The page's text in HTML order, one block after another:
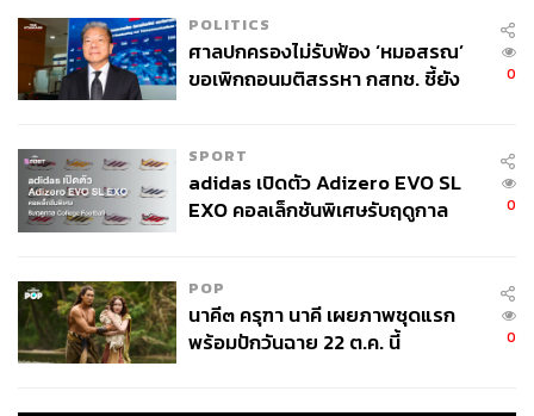
POLITICS
ศาลปกครองไม่รับฟ้อง ‘หมอสรณ’
ขอเพิกถอนมติสรรหา กสทช. ชี้ยัง
0
SPORT
adidas เปิดตัว Adizero EVO SL
EXO คอลเล็กชันพิเศษรับฤดูกาล
0
POP
นาคี๓ ครุฑา นาคี เผยภาพชุดแรก
พร้อมปักวันฉาย 22 ต.ค. นี้
0